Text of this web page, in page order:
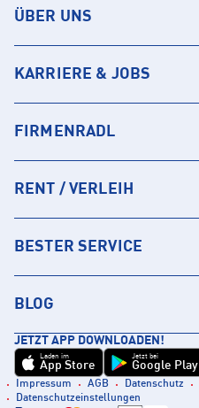
ÜBER UNS
KARRIERE & JOBS
FIRMENRADL
RENT / VERLEIH
BESTER SERVICE
BLOG
JETZT APP DOWNLOADEN!
Laden im
App Store
Jetzt bei
Google Play
Impressum AGB Datenschutz
Datenschutzeinstellungen